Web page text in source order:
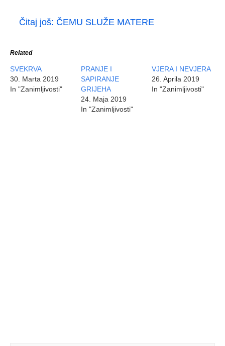
Čitaj još: ČEMU SLUŽE MATERE
Related
SVEKRVA
30. Marta 2019
In "Zanimljivosti"
PRANJE I
SAPIRANJE
GRIJEHA
24. Maja 2019
In "Zanimljivosti"
VJERA I NEVJERA
26. Aprila 2019
In "Zanimljivosti"